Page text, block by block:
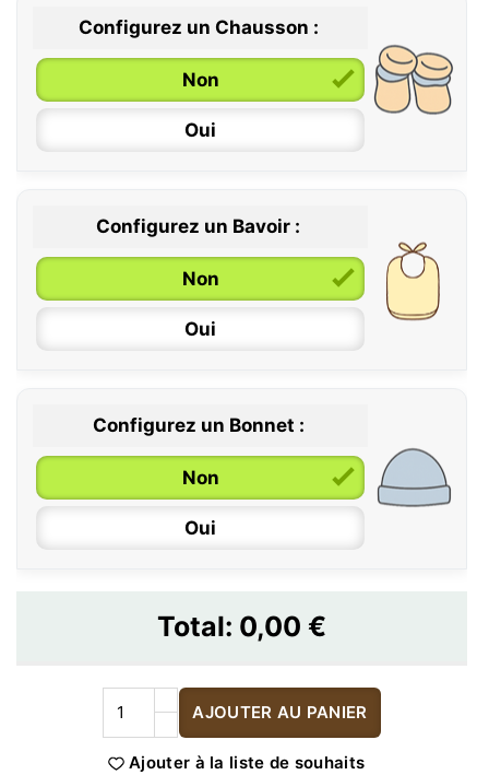
0 / 6 mois
6 / 12 mois
12 / 18 mois
Configurez un Chausson :
Non
Oui
Configurez un Bavoir :
Non
Oui
Configurez un Bonnet :
Non
Oui
Total: 0,00 €
AJOUTER AU PANIER
Ajouter à la liste de souhaits